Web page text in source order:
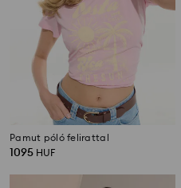
Pamut póló felirattal
1095 HUF